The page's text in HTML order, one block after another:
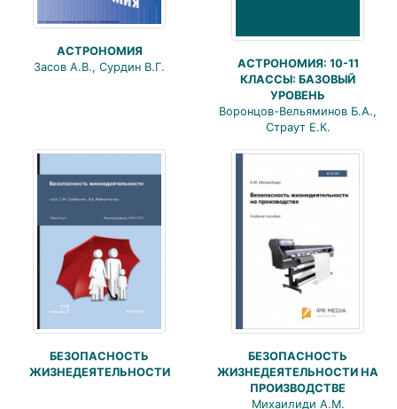
АСТРОНОМИЯ
Засов А.В., Сурдин В.Г.
АСТРОНОМИЯ: 10-11
КЛАССЫ: БАЗОВЫЙ
УРОВЕНЬ
Воронцов-Вельяминов Б.А.,
Страут Е.К.
БЕЗОПАСНОСТЬ
ЖИЗНЕДЕЯТЕЛЬНОСТИ
БЕЗОПАСНОСТЬ
ЖИЗНЕДЕЯТЕЛЬНОСТИ НА
ПРОИЗВОДСТВЕ
Михаилиди А.М.